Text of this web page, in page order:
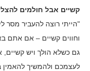
קשיים אבל חולמים
"הייתי רוצה להעביר מסר
וחווים קשיים – אם אתם
גם כשלא הולך ויש קשיים,
לעצמכם ולהמשיך